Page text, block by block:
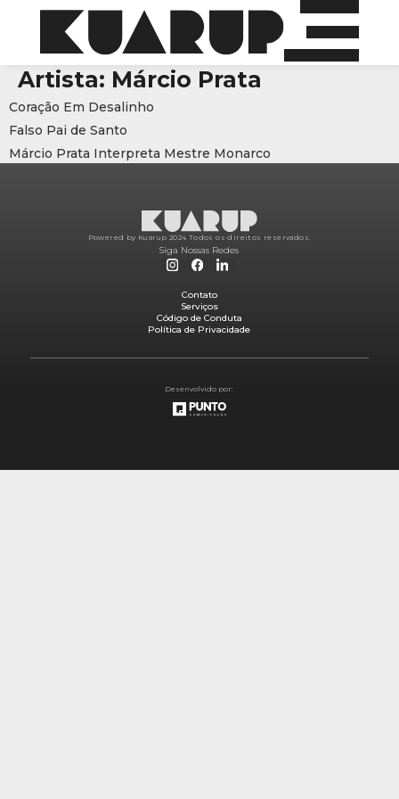
Artista: Márcio Prata
Coração Em Desalinho
Falso Pai de Santo
Márcio Prata Interpreta Mestre Monarco
Powered by Kuarup 2024. Todos os direitos reservados.
Siga Nossas Redes
Contato
Serviços
Código de Conduta
Política de Privacidade
Desenvolvido por: